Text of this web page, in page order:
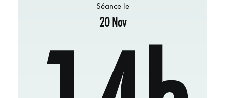
Séance le
20 Nov